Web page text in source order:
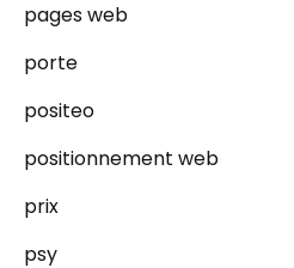
pages web
porte
positeo
positionnement web
prix
psy